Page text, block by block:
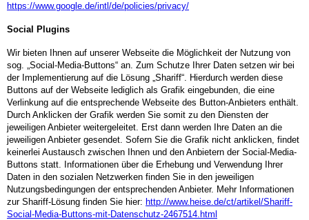
https://www.google.de/intl/de/policies/privacy/
Social Plugins
Wir bieten Ihnen auf unserer Webseite die Möglichkeit der Nutzung von
sog. „Social-Media-Buttons“ an. Zum Schutze Ihrer Daten setzen wir bei
der Implementierung auf die Lösung „Shariff“. Hierdurch werden diese
Buttons auf der Webseite lediglich als Grafik eingebunden, die eine
Verlinkung auf die entsprechende Webseite des Button-Anbieters enthält.
Durch Anklicken der Grafik werden Sie somit zu den Diensten der
jeweiligen Anbieter weitergeleitet. Erst dann werden Ihre Daten an die
jeweiligen Anbieter gesendet. Sofern Sie die Grafik nicht anklicken, findet
keinerlei Austausch zwischen Ihnen und den Anbietern der Social-Media-
Buttons statt. Informationen über die Erhebung und Verwendung Ihrer
Daten in den sozialen Netzwerken finden Sie in den jeweiligen
Nutzungsbedingungen der entsprechenden Anbieter. Mehr Informationen
zur Shariff-Lösung finden Sie hier: http://www.heise.de/ct/artikel/Shariff-
Social-Media-Buttons-mit-Datenschutz-2467514.html